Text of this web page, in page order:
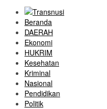
Beranda
DAERAH
Ekonomi
HUKRIM
Kesehatan
Kriminal
Nasional
Pendidikan
Politik